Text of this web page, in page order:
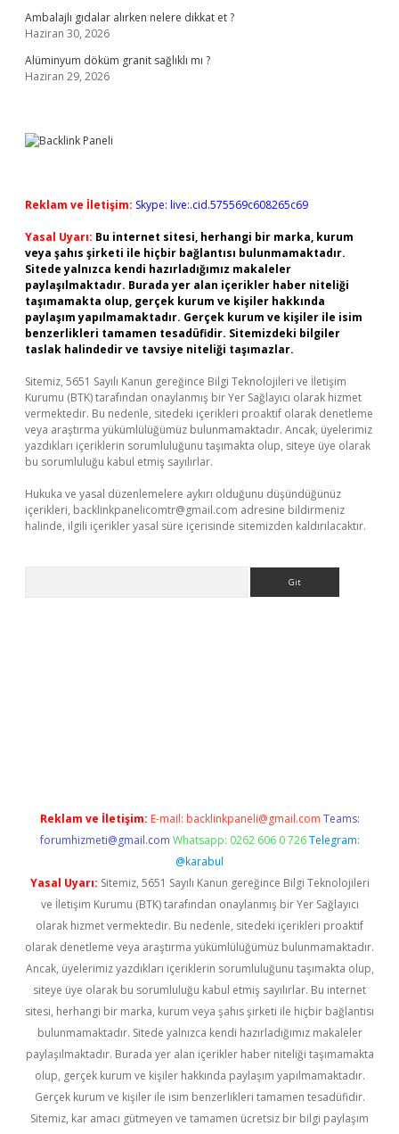
Ambalajlı gıdalar alırken nelere dikkat et ?
Haziran 30, 2026
Alüminyum döküm granit sağlıklı mı ?
Haziran 29, 2026
Reklam ve İletişim: Skype: live:.cid.575569c608265c69
Yasal Uyarı: Bu internet sitesi, herhangi bir marka, kurum
veya şahıs şirketi ile hiçbir bağlantısı bulunmamaktadır.
Sitede yalnızca kendi hazırladığımız makaleler
paylaşılmaktadır. Burada yer alan içerikler haber niteliği
taşımamakta olup, gerçek kurum ve kişiler hakkında
paylaşım yapılmamaktadır. Gerçek kurum ve kişiler ile isim
benzerlikleri tamamen tesadüfidir. Sitemizdeki bilgiler
taslak halindedir ve tavsiye niteliği taşımazlar.
Sitemiz, 5651 Sayılı Kanun gereğince Bilgi Teknolojileri ve İletişim
Kurumu (BTK) tarafından onaylanmış bir Yer Sağlayıcı olarak hizmet
vermektedir. Bu nedenle, sitedeki içerikleri proaktif olarak denetleme
veya araştırma yükümlülüğümüz bulunmamaktadır. Ancak, üyelerimiz
yazdıkları içeriklerin sorumluluğunu taşımakta olup, siteye üye olarak
bu sorumluluğu kabul etmiş sayılırlar.
Hukuka ve yasal düzenlemelere aykırı olduğunu düşündüğünüz
içerikleri, backlinkpanelicomtr@gmail.com adresine bildirmeniz
halinde, ilgili içerikler yasal süre içerisinde sitemizden kaldırılacaktır.
Reklam ve İletişim: E-mail: backlinkpaneli@gmail.com Teams:
forumhizmeti@gmail.com Whatsapp: 0262 606 0 726 Telegram:
@karabul
Yasal Uyarı: Sitemiz, 5651 Sayılı Kanun gereğince Bilgi Teknolojileri
ve İletişim Kurumu (BTK) tarafından onaylanmış bir Yer Sağlayıcı
olarak hizmet vermektedir. Bu nedenle, sitedeki içerikleri proaktif
olarak denetleme veya araştırma yükümlülüğümüz bulunmamaktadır.
Ancak, üyelerimiz yazdıkları içeriklerin sorumluluğunu taşımakta olup,
siteye üye olarak bu sorumluluğu kabul etmiş sayılırlar. Bu internet
sitesi, herhangi bir marka, kurum veya şahıs şirketi ile hiçbir bağlantısı
bulunmamaktadır. Sitede yalnızca kendi hazırladığımız makaleler
paylaşılmaktadır. Burada yer alan içerikler haber niteliği taşımamakta
olup, gerçek kurum ve kişiler hakkında paylaşım yapılmamaktadır.
Gerçek kurum ve kişiler ile isim benzerlikleri tamamen tesadüfidir.
Sitemiz, kar amacı gütmeyen ve tamamen ücretsiz bir bilgi paylaşım